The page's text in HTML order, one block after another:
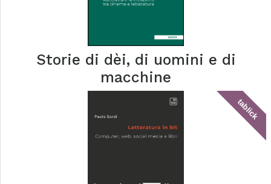
Storie di dèi, di uomini e di
macchine
tablick